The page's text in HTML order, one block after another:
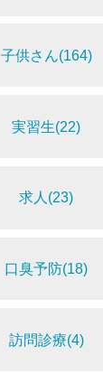
子供さん(164)
実習生(22)
求人(23)
口臭予防(18)
訪問診療(4)